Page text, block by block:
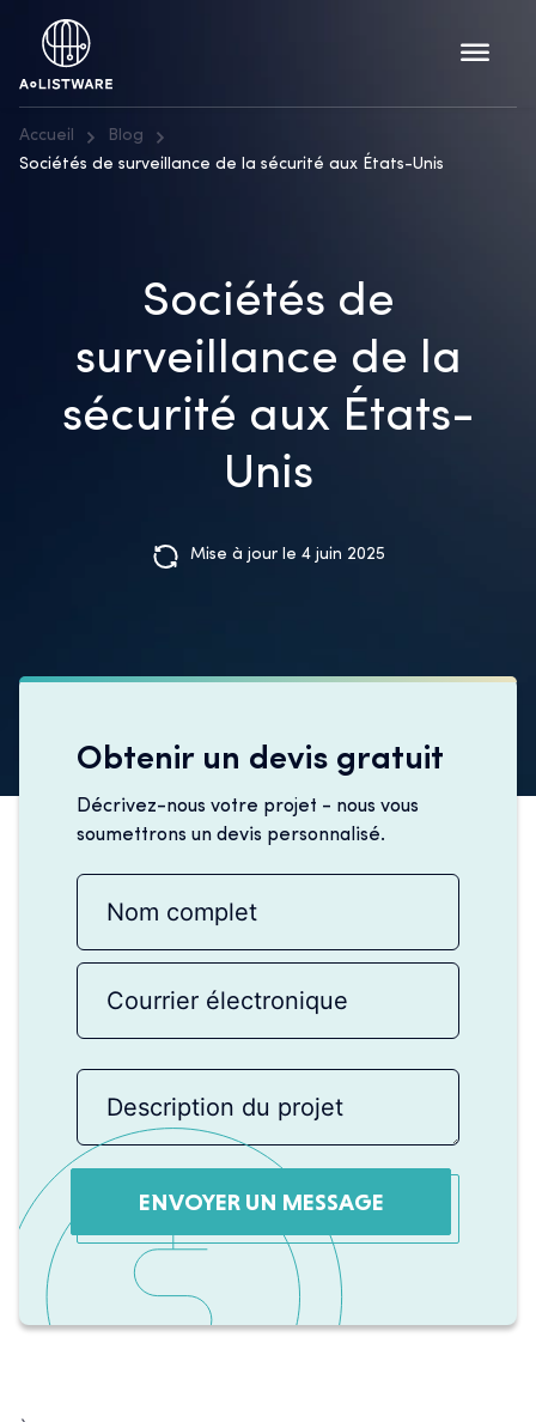
Accueil
Blog
Sociétés de surveillance de la sécurité aux États-Unis
Sociétés de
surveillance de la
sécurité aux États-
Unis
Mise à jour le 4 juin 2025
Obtenir un devis gratuit
Décrivez-nous votre projet - nous vous
soumettrons un devis personnalisé.
ENVOYER UN MESSAGE